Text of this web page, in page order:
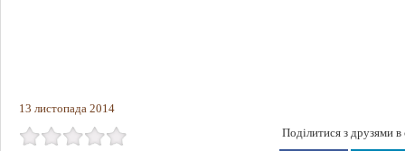
13 листопада 2014
Поділитися з друзями